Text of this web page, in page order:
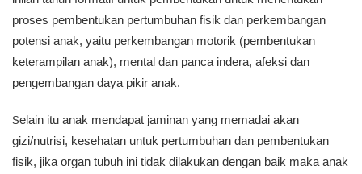
proses pembentukan pertumbuhan fisik dan perkembangan
potensi anak, yaitu perkembangan motorik (pembentukan
keterampilan anak), mental dan panca indera, afeksi dan
pengembangan daya pikir anak.
Selain itu anak mendapat jaminan yang memadai akan
gizi/nutrisi, kesehatan untuk pertumbuhan dan pembentukan
fisik, jika organ tubuh ini tidak dilakukan dengan baik maka anak